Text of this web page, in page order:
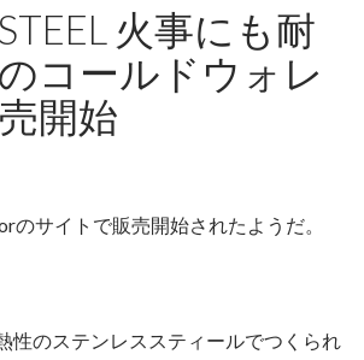
火事にも耐
コールドウォレ
開始
のサイトで販売開始されたようだ。
性のステンレススティールでつくられ